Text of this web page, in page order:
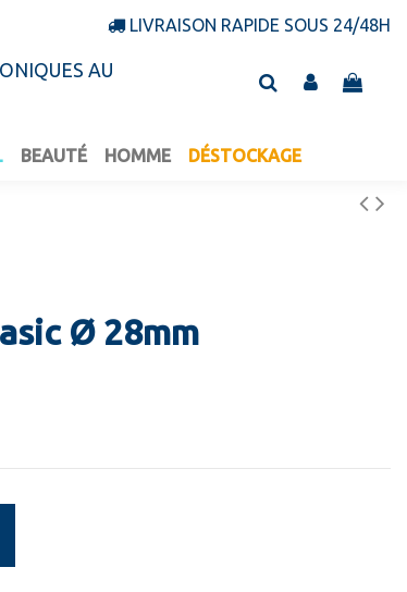
LIVRAISON RAPIDE SOUS 24/48H
AU
BEAUTÉ HOMME DÉSTOCKAGE
Ø 28mm